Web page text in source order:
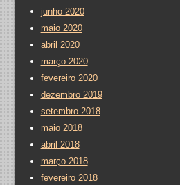
junho 2020
maio 2020
abril 2020
março 2020
fevereiro 2020
dezembro 2019
setembro 2018
maio 2018
abril 2018
março 2018
fevereiro 2018